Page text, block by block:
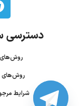
دسترسی
روش‌های
شرایط